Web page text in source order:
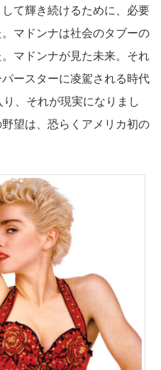
て輝き続けるために、必要
マドンナは社会のタブーの
マドンナが見た未来。それ
ースターに凌駕される時代
、それが現実になりまし
望は、恐らくアメリカ初の